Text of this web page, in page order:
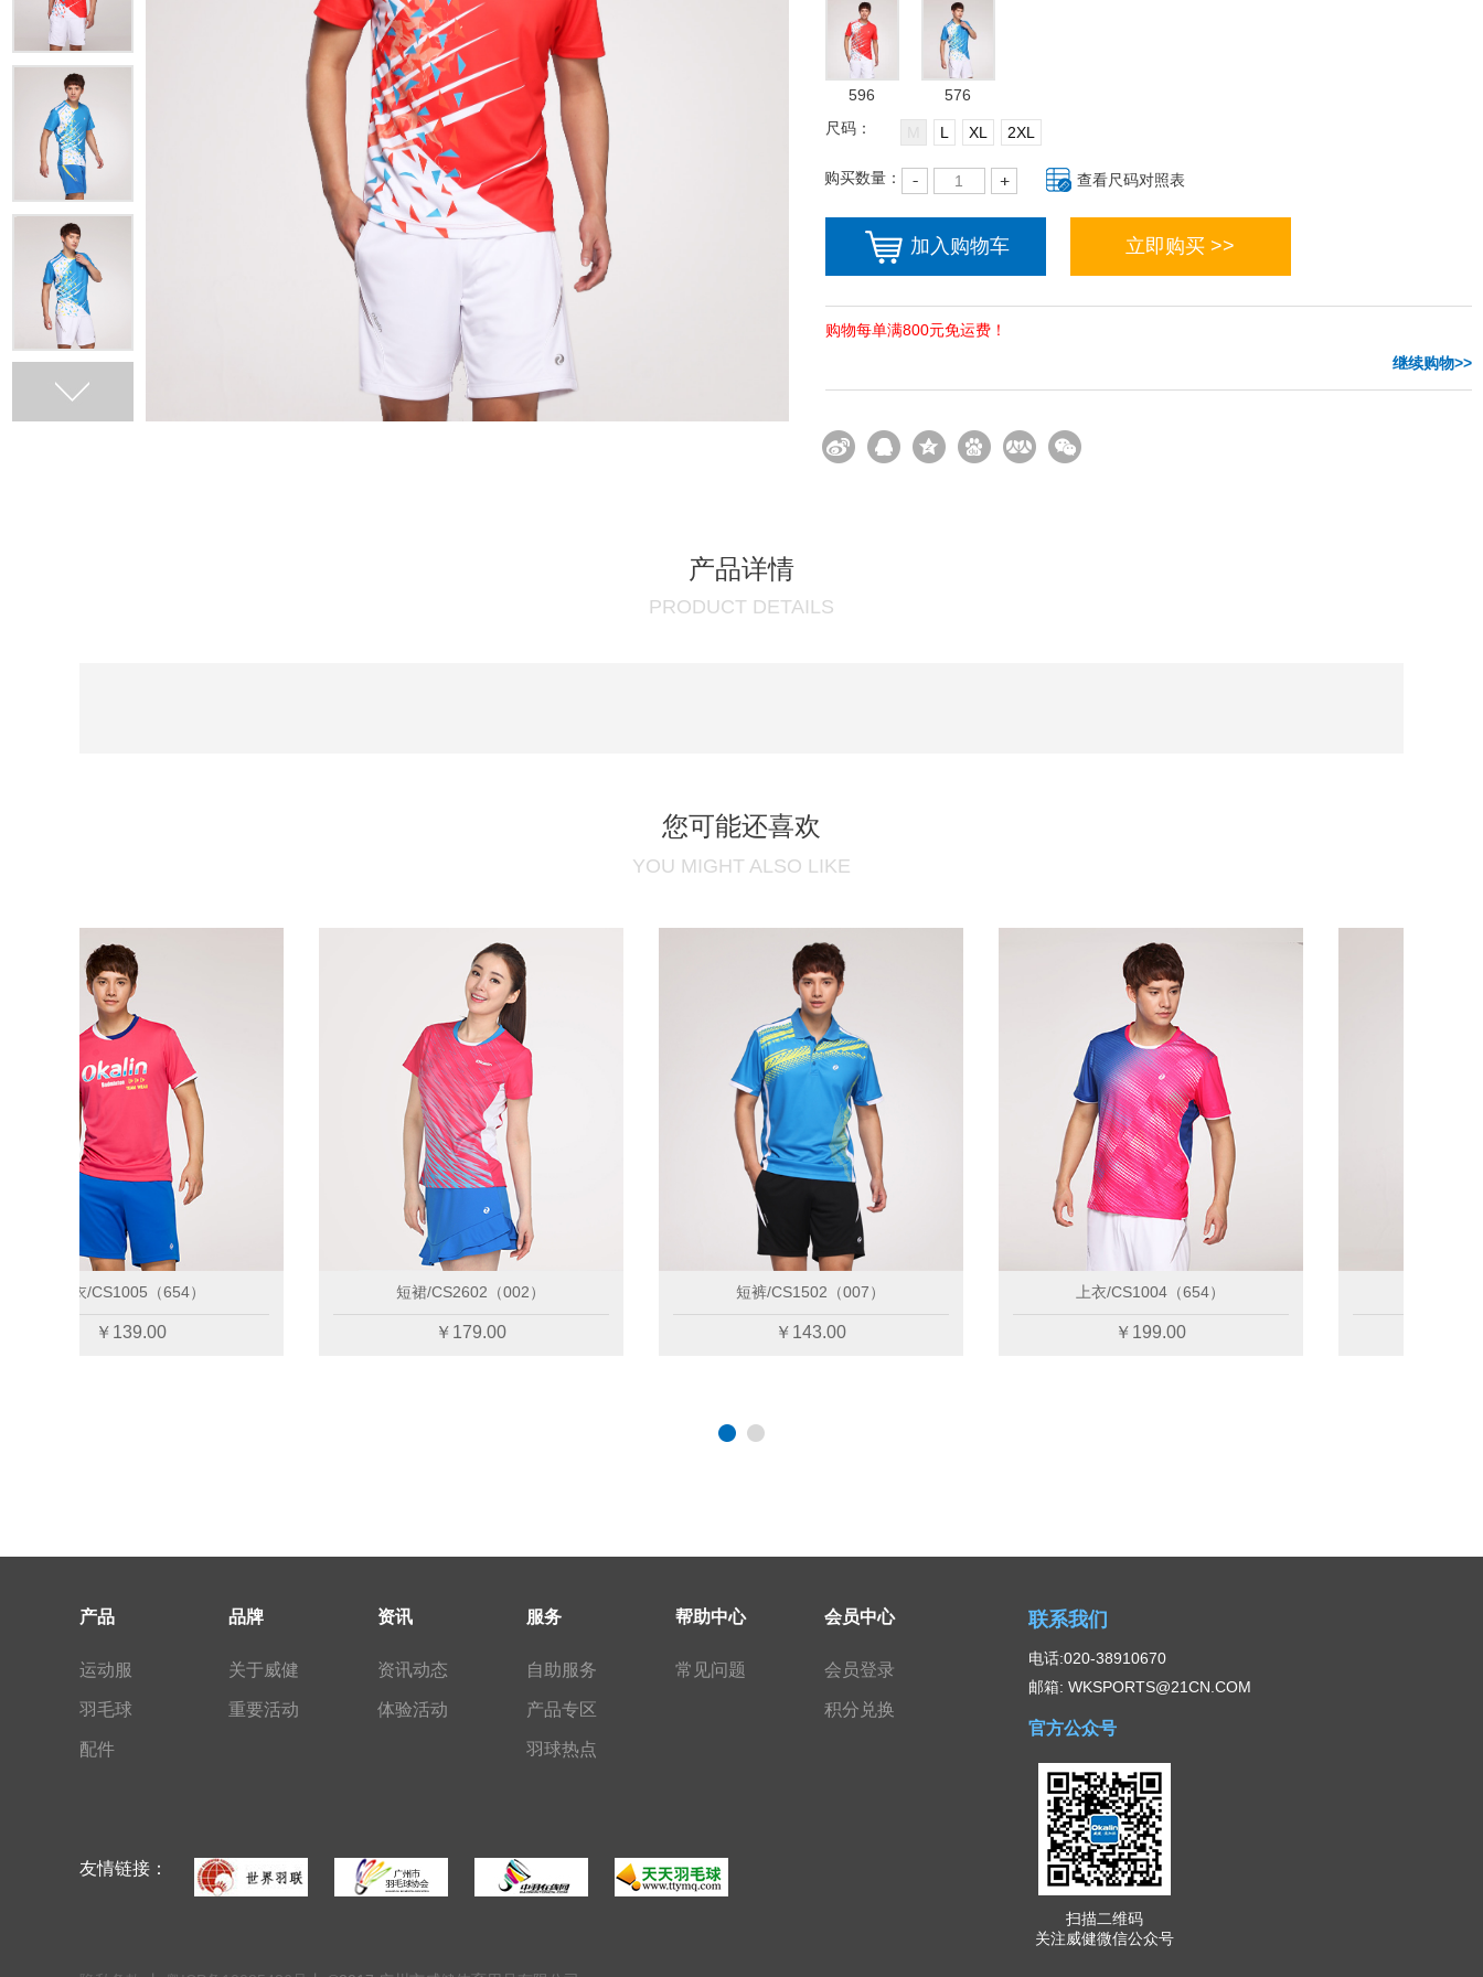
596
576
尺码：
L XL 2XL
购买数量： 查看尺码对照表
加入购物车 立即购买 >>
购物每单满800元免运费！
继续购物>>
产品详情
PRODUCT DETAILS
您可能还喜欢
YOU MIGHT ALSO LIKE
上衣/CS1005（654） 短裙/CS2602（002） 短裤/CS1502（007） 上衣/CS1004（654）
产品
运动服
羽毛球
配件
品牌
关于威健
重要活动
资讯
资讯动态
体验活动
服务
自助服务
产品专区
羽球热点
帮助中心
常见问题
会员中心
会员登录
积分兑换
友情链接：
联系我们
电话:020-38910670
邮箱: WKSPORTS@21CN.COM
官方公众号
扫描二维码
关注威健微信公众号